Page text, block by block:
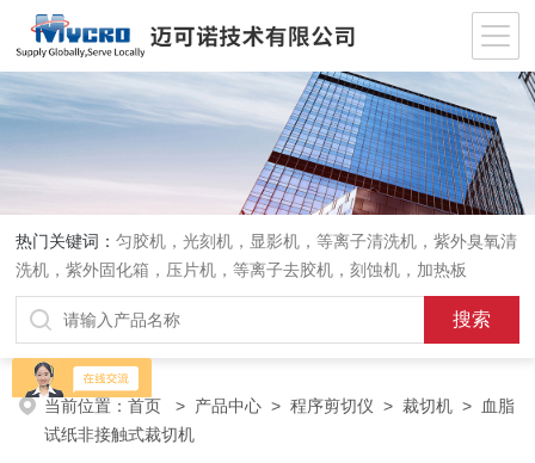
热门关键词：匀胶机，光刻机，显影机，等离子清洗机，紫外臭氧清
洗机，紫外固化箱，压片机，等离子去胶机，刻蚀机，加热板
当前位置：首页 > 产品中心 >程序剪切仪 >裁切机 > 血脂
试纸非接触式裁切机